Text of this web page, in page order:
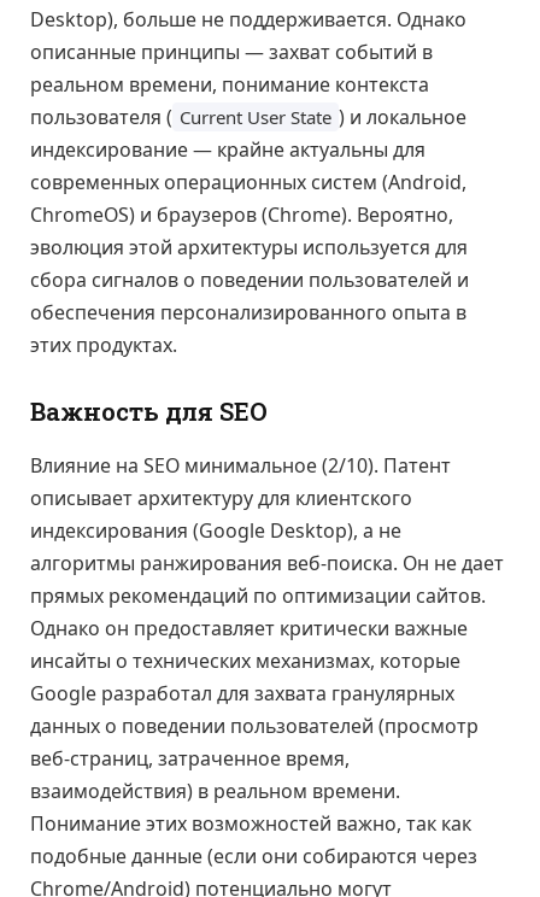
Desktop), больше не поддерживается. Однако
описанные принципы — захват событий в
реальном времени, понимание контекста
пользователя ( Current User State ) и локальное
индексирование — крайне актуальны для
современных операционных систем (Android,
ChromeOS) и браузеров (Chrome). Вероятно,
эволюция этой архитектуры используется для
сбора сигналов о поведении пользователей и
обеспечения персонализированного опыта в
этих продуктах.
Важность для SEO
Влияние на SEO минимальное (2/10). Патент
описывает архитектуру для клиентского
индексирования (Google Desktop), а не
алгоритмы ранжирования веб-поиска. Он не дает
прямых рекомендаций по оптимизации сайтов.
Однако он предоставляет критически важные
инсайты о технических механизмах, которые
Google разработал для захвата гранулярных
данных о поведении пользователей (просмотр
веб-страниц, затраченное время,
взаимодействия) в реальном времени.
Понимание этих возможностей важно, так как
подобные данные (если они собираются через
Chrome/Android) потенциально могут